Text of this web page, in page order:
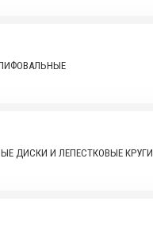
ДИСКИ И ЛЕПЕСТКОВЫЕ КРУГИ